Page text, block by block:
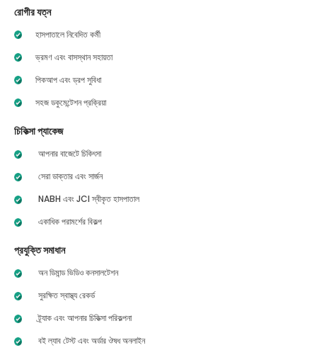
রোগীর যত্ন
হাসপাতালে নিবেদিত কর্মী
ভ্রমণ এবং বাসস্থান সহায়তা
পিকআপ এবং ড্রপ সুবিধা
সহজ ডকুমেন্টেশন প্রক্রিয়া
চিকিত্সা প্যাকেজ
আপনার বাজেটে চিকিৎসা
সেরা ডাক্তার এবং সার্জন
NABH এবং JCI স্বীকৃত হাসপাতাল
একাধিক পরামর্শের বিকল্প
প্রযুক্তি সমাধান
অন ডিমান্ড ভিডিও কনসালটেশন
সুরক্ষিত স্বাস্থ্য রেকর্ড
ট্র্যাক এবং আপনার চিকিত্সা পরিকল্পনা
বই ল্যাব টেস্ট এবং অর্ডার ঔষধ অনলাইন